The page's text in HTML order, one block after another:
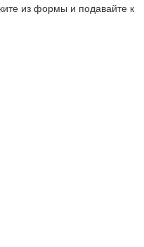
из формы и подавайте к